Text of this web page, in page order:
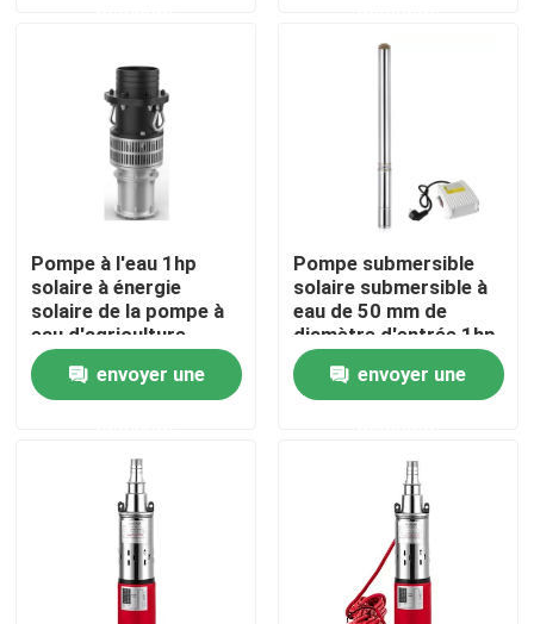
Au sujet de nous
Contrôle de qualité
Contactez-nous
Demandez une citation
Aérateur de roue de palette d'étang
Aérateur de roue de palette d'aquiculture
Pompe à l'eau 1hp
solaire à énergie
solaire de la pompe à
eau d'agriculture
20VDC Sunculture
envoyer une
Pompe submersible
solaire submersible à
eau de 50 mm de
diamètre d'entrée 1hp
envoyer une